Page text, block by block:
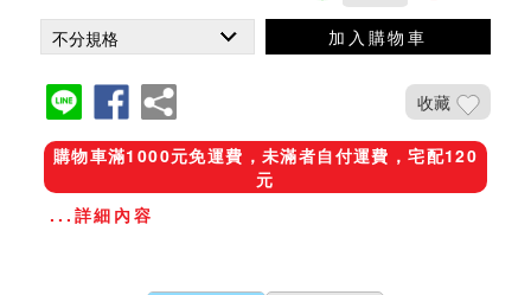
加入購物車
收藏
購物車滿1000元免運費，未滿者自付運費，宅配120
元
...詳細內容